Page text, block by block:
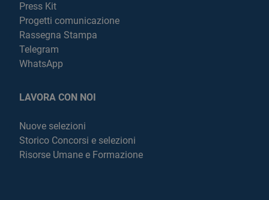
Press Kit
Progetti comunicazione
Rassegna Stampa
Telegram
WhatsApp
LAVORA CON NOI
Nuove selezioni
Storico Concorsi e selezioni
Risorse Umane e Formazione